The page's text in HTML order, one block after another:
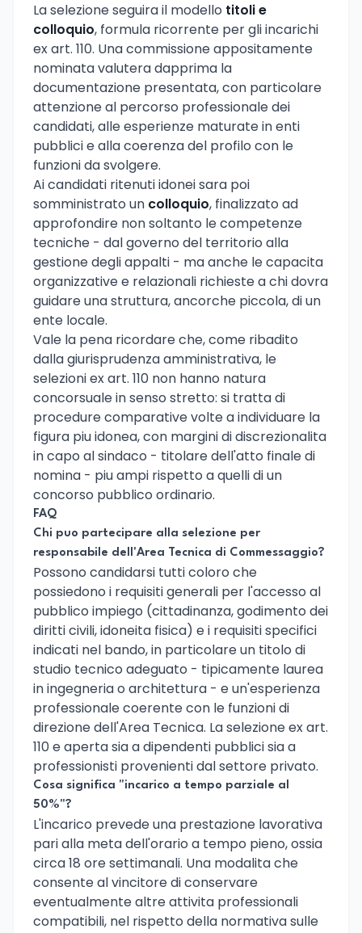
La selezione seguira il modello titoli e
colloquio, formula ricorrente per gli incarichi
ex art. 110. Una commissione appositamente
nominata valutera dapprima la
documentazione presentata, con particolare
attenzione al percorso professionale dei
candidati, alle esperienze maturate in enti
pubblici e alla coerenza del profilo con le
funzioni da svolgere.
Ai candidati ritenuti idonei sara poi
somministrato un colloquio, finalizzato ad
approfondire non soltanto le competenze
tecniche - dal governo del territorio alla
gestione degli appalti - ma anche le capacita
organizzative e relazionali richieste a chi dovra
guidare una struttura, ancorche piccola, di un
ente locale.
Vale la pena ricordare che, come ribadito
dalla giurisprudenza amministrativa, le
selezioni ex art. 110 non hanno natura
concorsuale in senso stretto: si tratta di
procedure comparative volte a individuare la
figura piu idonea, con margini di discrezionalita
in capo al sindaco - titolare dell'atto finale di
nomina - piu ampi rispetto a quelli di un
concorso pubblico ordinario.
FAQ
Chi puo partecipare alla selezione per
responsabile dell'Area Tecnica di Commessaggio?
Possono candidarsi tutti coloro che
possiedono i requisiti generali per l'accesso al
pubblico impiego (cittadinanza, godimento dei
diritti civili, idoneita fisica) e i requisiti specifici
indicati nel bando, in particolare un titolo di
studio tecnico adeguato - tipicamente laurea
in ingegneria o architettura - e un'esperienza
professionale coerente con le funzioni di
direzione dell'Area Tecnica. La selezione ex art.
110 e aperta sia a dipendenti pubblici sia a
professionisti provenienti dal settore privato.
Cosa significa "incarico a tempo parziale al
50%"?
L'incarico prevede una prestazione lavorativa
pari alla meta dell'orario a tempo pieno, ossia
circa 18 ore settimanali. Una modalita che
consente al vincitore di conservare
eventualmente altre attivita professionali
compatibili, nel rispetto della normativa sulle